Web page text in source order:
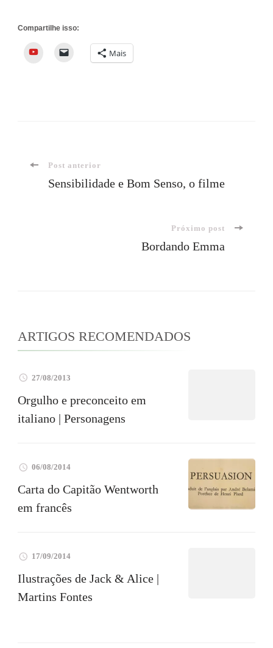
Compartilhe isso:
YouTube Mais
Navegação
Post anterior
Sensibilidade e Bom Senso, o filme
Próximo post
Bordando Emma
ARTIGOS RECOMENDADOS
27/08/2013
Orgulho e preconceito em
italiano | Personagens
06/08/2014
Carta do Capitão Wentworth
em francês
17/09/2014
Ilustrações de Jack & Alice |
Martins Fontes